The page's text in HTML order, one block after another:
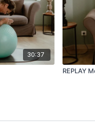
30:37
REPLAY